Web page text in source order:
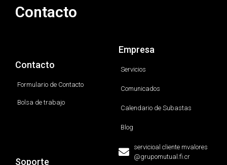
Contacto
Contacto
Formulario de Contacto
Bolsa de trabajo
Empresa
Servicios
Comunicados
Calendario de Subastas
Blog
Soporte
servicioal cliente mvalores
@grupomutual.fi.cr